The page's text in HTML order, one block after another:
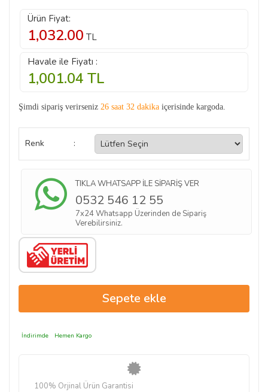
Ürün Fiyat:
1,032.00 TL
Havale ile Fiyatı :
1,001.04 TL
Şimdi sipariş verirseniz 26 saat 32 dakika içerisinde kargoda.
Renk :
TIKLA WHATSAPP İLE SİPARİŞ VER
0532 546 12 55
7x24 Whatsapp Üzerinden de Sipariş
Verebilirsiniz.
İndirimde Hemen Kargo
100% Orjinal Ürün Garantisi